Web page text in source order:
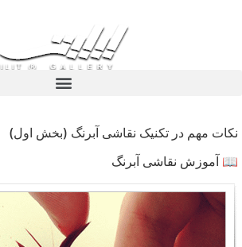
نکات مهم در تکنیک نقاشی آبرنگ (بخش اول)
📖 آموزش نقاشی آبرنگ